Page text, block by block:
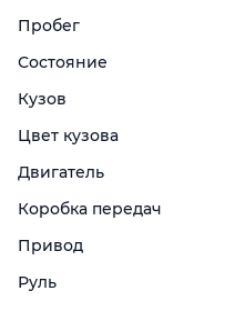
Пробег
Состояние
Кузов
Цвет кузова
Двигатель
Коробка передач
Привод
Руль